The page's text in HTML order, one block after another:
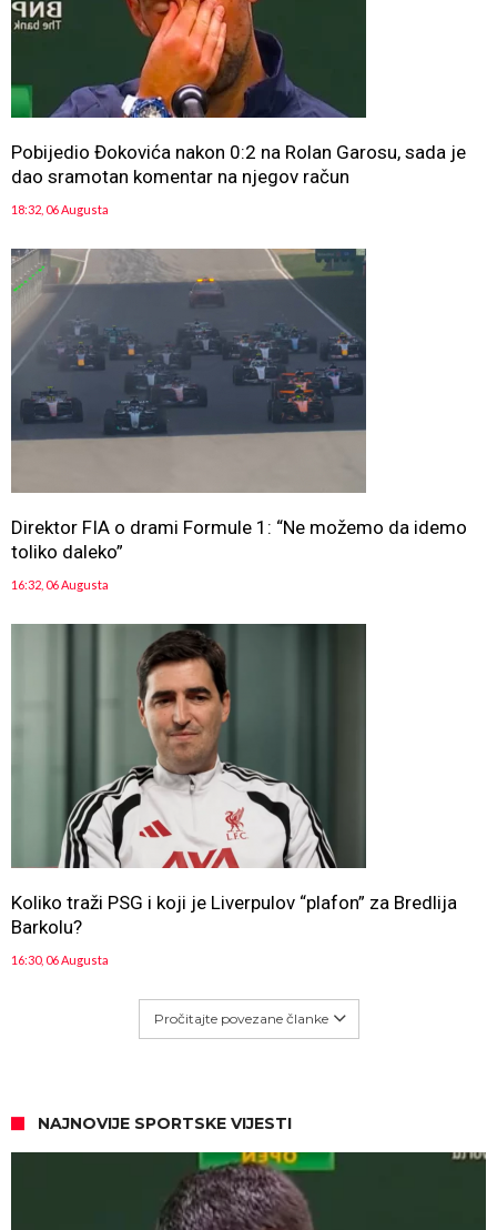
Pobijedio Đokovića nakon 0:2 na Rolan Garosu, sada je
dao sramotan komentar na njegov račun
18:32, 06 Augusta
Direktor FIA o drami Formule 1: “Ne možemo da idemo
toliko daleko”
16:32, 06 Augusta
Koliko traži PSG i koji je Liverpulov “plafon” za Bredlija
Barkolu?
16:30, 06 Augusta
Pročitajte povezane članke
NAJNOVIJE SPORTSKE VIJESTI